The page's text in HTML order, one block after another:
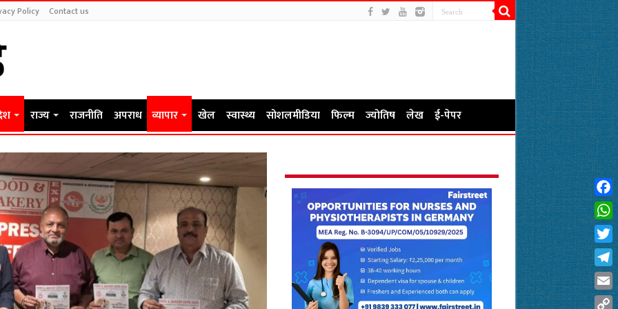
Policy Contact us
राज्य राजनीति अपराध व्यापार खेल स्वास्थ्य सोशलमीडिया फिल्म ज्योतिष लेख ई-पेपर